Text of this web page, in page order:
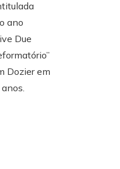
ano
Due
Dozier em